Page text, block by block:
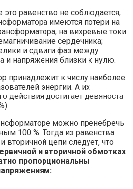
это равенство не соблюдается,
имеются потери на
на вихревые токи
сердечника;
и сдвиги фаз между
и напряжения близки к нулю.
принадлежит к числу наиболее
энергии. А их
действия достигает девяноста
можно пренебречь
100 %. Тогда из равенства
вторичной цепи следует, что
и вторичной обмотках
пропорциональны